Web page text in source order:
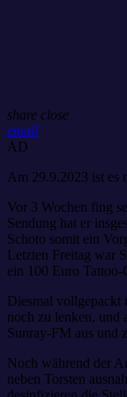
share close
email
AD
Am 29.9.2023 ist es
Vor 3 Wochen fing
Sendung hat er
Schoto somit ein
Letzten Freitag war
ein 100 Euro
Diesmal vollgepackt
noch zu lenken, und
Sunray-FM aus und
Noch während der
neben Torsten